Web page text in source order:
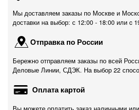
Мы доставляем заказы по Москве и
доставки на выбор: с 12:00 - 18:00 или c
Отправка по России
Бережно отправляем заказы по всей
Деловые Линии, СДЭК. На выбор 22
Оплата картой